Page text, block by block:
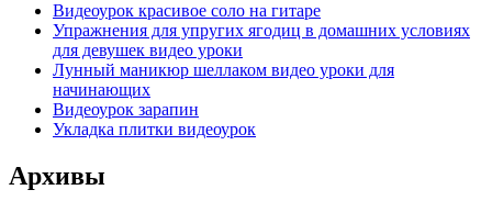
Видеоурок красивое соло на гитаре
Упражнения для упругих ягодиц в домашних условиях
для девушек видео уроки
Лунный маникюр шеллаком видео уроки для
начинающих
Видеоурок зарапин
Укладка плитки видеоурок
Архивы